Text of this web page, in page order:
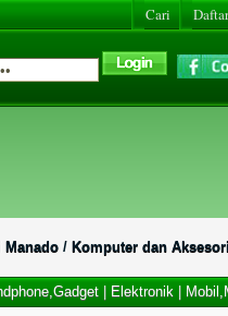
Cari
/ Komputer dan
| Elektronik|